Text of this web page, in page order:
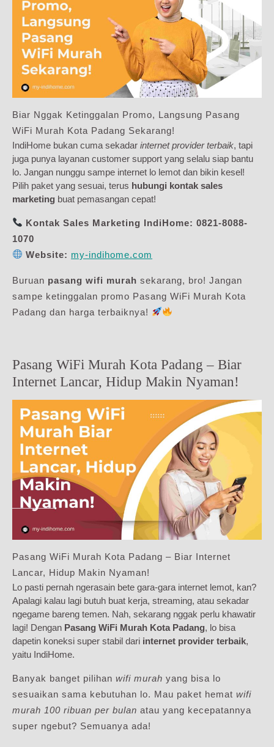
Biar Nggak Ketinggalan Promo, Langsung Pasang
WiFi Murah Kota Padang Sekarang!
IndiHome bukan cuma sekadar internet provider terbaik, tapi
juga punya layanan customer support yang selalu siap bantu
lo. Jangan nunggu sampe internet lo lemot dan bikin kesel!
Pilih paket yang sesuai, terus hubungi kontak sales
marketing buat pemasangan cepat!
Kontak Sales Marketing IndiHome: 0821-8088-
1070
Website: my-indihome.com
Buruan pasang wifi murah sekarang, bro! Jangan
sampe ketinggalan promo Pasang WiFi Murah Kota
Padang dan harga terbaiknya!
Pasang WiFi Murah Kota Padang – Biar
Internet Lancar, Hidup Makin Nyaman!
Pasang WiFi Murah Kota Padang – Biar Internet
Lancar, Hidup Makin Nyaman!
Lo pasti pernah ngerasain bete gara-gara internet lemot, kan?
Apalagi kalau lagi butuh buat kerja, streaming, atau sekadar
ngegame bareng temen. Nah, sekarang nggak perlu khawatir
lagi! Dengan Pasang WiFi Murah Kota Padang, lo bisa
dapetin koneksi super stabil dari internet provider terbaik,
yaitu IndiHome.
Banyak banget pilihan wifi murah yang bisa lo
sesuaikan sama kebutuhan lo. Mau paket hemat wifi
murah 100 ribuan per bulan atau yang kecepatannya
super ngebut? Semuanya ada!